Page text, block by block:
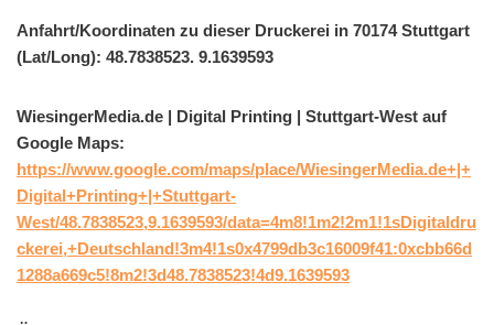
Anfahrt/Koordinaten zu dieser Druckerei in 70174 Stuttgart
(Lat/Long): 48.7838523. 9.1639593
WiesingerMedia.de | Digital Printing | Stuttgart-West auf
Google Maps:
https://www.google.com/maps/place/WiesingerMedia.de+|+
Digital+Printing+|+Stuttgart-
West/48.7838523,9.1639593/data=4m8!1m2!2m1!1sDigitaldru
ckerei,+Deutschland!3m4!1s0x4799db3c16009f41:0xcbb66d
1288a669c5!8m2!3d48.7838523!4d9.1639593